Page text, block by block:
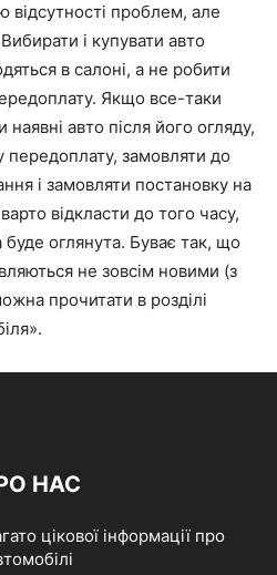
відсутності проблем, але
і купувати авто
в салоні, а не робити
Якщо все-таки
авто після його огляду,
передоплату, замовляти до
і замовляти постановку на
відкласти до того часу,
оглянута. Буває так, що
не зовсім новими (з
прочитати в розділі
НАС
цікової інформації про